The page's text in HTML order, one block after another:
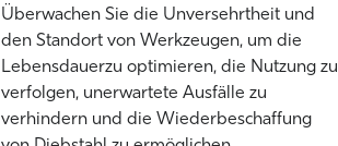
Überwachen Sie die Unversehrtheit und
denStandort vonWerkzeugen, umdie
Lebensdauerzu optimieren,die Nutzung zu
verfolgen, unerwartete Ausfälle zu
verhindern und die Wiederbeschaffung